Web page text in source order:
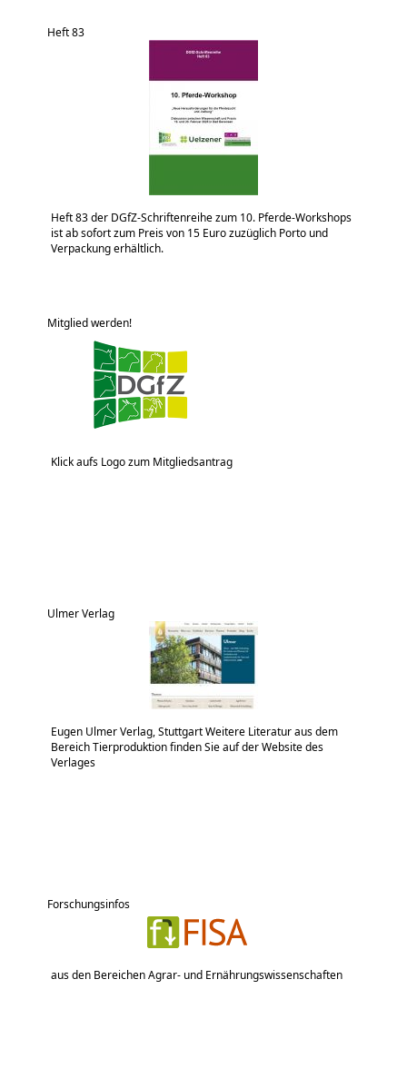
Heft 83
Heft 83 der DGfZ-Schriftenreihe zum 10. Pferde-Workshops
ist ab sofort zum Preis von 15 Euro zuzüglich Porto und
Verpackung erhältlich.
Mitglied werden!
Klick aufs Logo zum Mitgliedsantrag
Ulmer Verlag
Eugen Ulmer Verlag, Stuttgart Weitere Literatur aus dem
Bereich Tierproduktion finden Sie auf der Website des
Verlages
Forschungsinfos
aus den Bereichen Agrar- und Ernährungswissenschaften